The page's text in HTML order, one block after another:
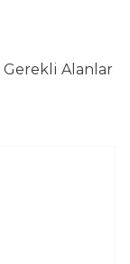
Gerekli Alanlar